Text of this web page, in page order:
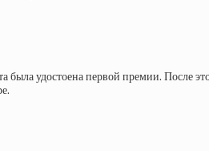
удостоена первой премии. После